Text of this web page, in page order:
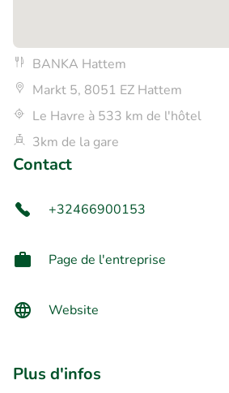
BANKA Hattem
Markt 5, 8051 EZ Hattem
Le Havre à 533 km de l'hôtel
3km de la gare
Contact
+32466900153
Page de l'entreprise
Website
Plus d'infos